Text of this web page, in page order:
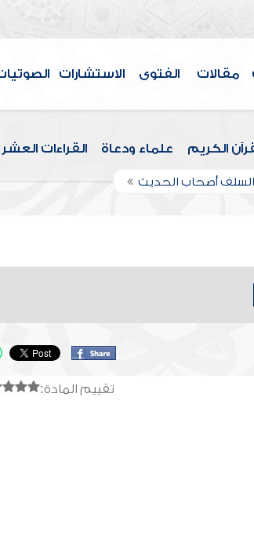
مقالات الفتوى الاستشارات
الكريم علماء ودعاة القراءات العشر
أصحاب الحديث
تقييم المادة: